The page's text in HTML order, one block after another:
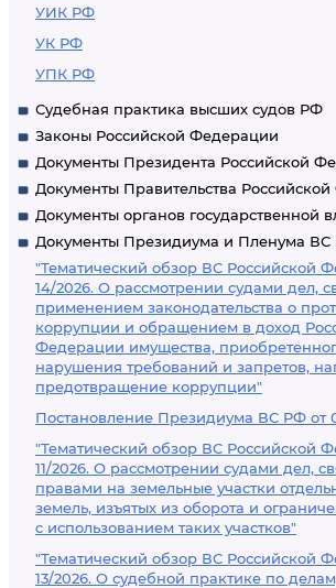
УИК РФ
УК РФ
УПК РФ
Судебная практика высших судов РФ
Законы Российской Федерации
Документы Президента Российской
Документы Правительства
Документы органов государственной
Документы Президиума и Пленума
"Тематический обзор ВС Российской
14/2026. О рассмотрении судами дел,
применением законодательства о
коррупции и обращением в доход
Федерации имущества,
нарушения требований и запретов,
предотвращение коррупции"
Постановление Президиума ВС РФ от
"Тематический обзор ВС Российской
11/2026. О рассмотрении судами дел,
правами на земельные участки
земель, изъятых из оборота и
с использованием таких участков"
"Тематический обзор ВС Российской
13/2026. О судебной практике по